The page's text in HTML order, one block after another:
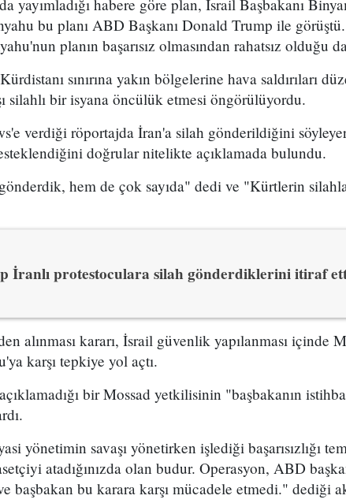
yayımladığı habere göre plan, İsrail Başbakanı
bu planı ABD Başkanı Donald Trump ile
planın başarısız olmasından rahatsız olduğu
sınırına yakın bölgelerine hava saldırıları
silahlı bir isyana öncülük etmesi öngörülüyordu.
verdiği röportajda İran'a silah gönderildiğini
doğrular nitelikte açıklamada bulundu.
hem de çok sayıda" dedi ve "Kürtlerin
İranlı protestoculara silah gönderdiklerini itiraf
alınması kararı, İsrail güvenlik yapılanması içinde
karşı tepkiye yol açtı.
bir Mossad yetkilisinin "başbakanın
yönetimin savaşı yönetirken işlediği başarısızlığı
atadığınızda olan budur. Operasyon, ABD
başbakan bu karara karşı mücadele etmedi." dediği